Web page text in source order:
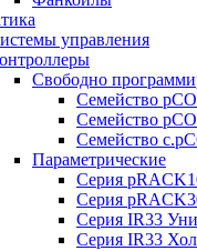
управления
Свободно
Семейство
Семейство
Семейство
Параметрические
Серия
Серия
Серия IR33
Серия IR33